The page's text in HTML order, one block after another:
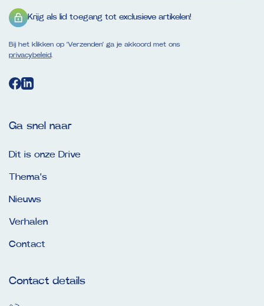
Krijg als lid toegang tot exclusieve artikelen!
Bij het klikken op ‘Verzenden’ ga je akkoord met ons
privacybeleid
Ga snel naar
Dit is onze Drive
Thema’s
Nieuws
Verhalen
Contact
Contact details